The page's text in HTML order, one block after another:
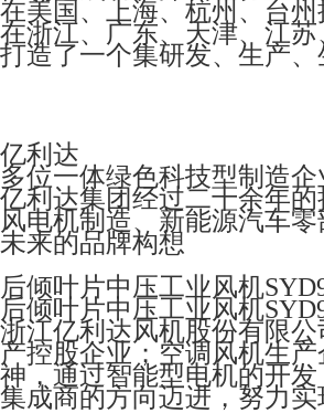
在美国、上海、杭州、台
在浙江、广东、天津、江
打造了一个集研发、生产
亿利达
多位一体绿色科技型制造企
亿利达集团经过二十余年
风电机制造、新能源汽车
未来的品牌构想
后倾叶片中压工业风机
后倾叶片中压工业风机
浙江亿利达风机股份有限
产控股企业；空调风机生
神，通过智能型电机的开
集成商的方向迈进，努力